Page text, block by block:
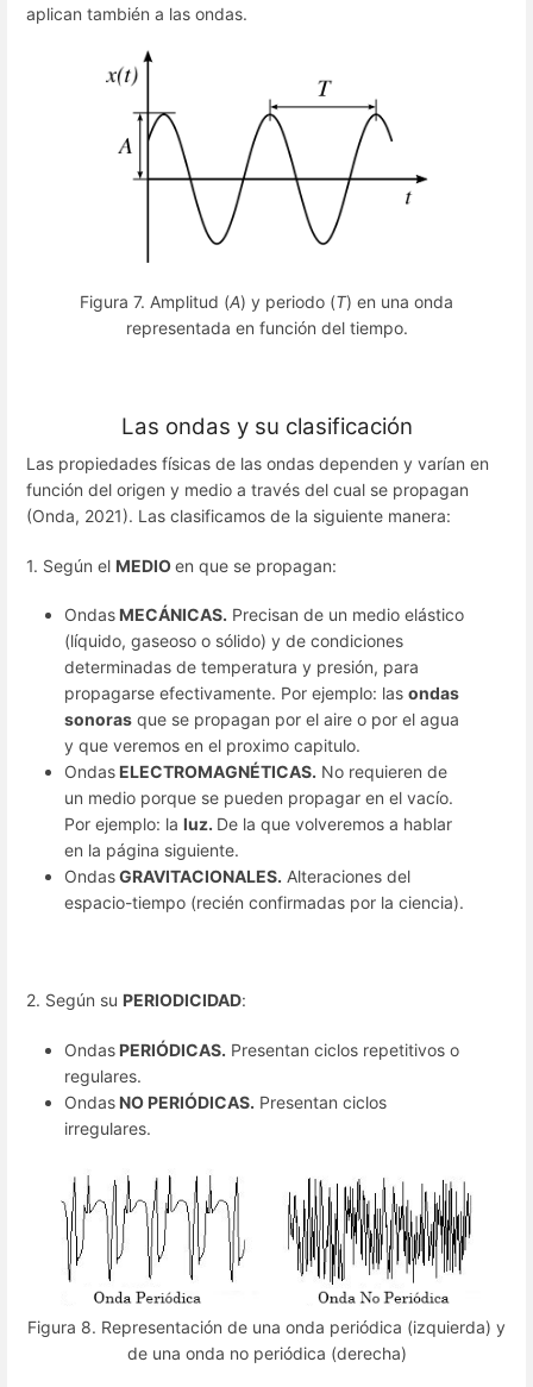
aplican también a las ondas.
Figura 7. Amplitud (A) y periodo (T) en una onda
representada en función del tiempo.
Las ondas y su clasificación
Las propiedades físicas de las ondas dependen y varían en
función del origen y medio a través del cual se propagan
(Onda, 2021). Las clasificamos de la siguiente manera:
1. Según el MEDIOen que se propagan:
Ondas MECÁNICAS. Precisan de un medio elástico
(líquido, gaseoso o sólido) y de condiciones
determinadas de temperatura y presión, para
propagarse efectivamente. Por ejemplo: las ondas
sonoras que se propagan por el aire o por el agua
y que veremos en el proximo capitulo.
Ondas ELECTROMAGNÉTICAS. No requieren de
un medio porque se pueden propagar en el vacío.
Por ejemplo: la luz. De la que volveremos a hablar
en la página siguiente.
OndasGRAVITACIONALES. Alteraciones del
espacio-tiempo (recién confirmadas por la ciencia).
2. Según su PERIODICIDAD:
Ondas PERIÓDICAS. Presentan ciclos repetitivos o
regulares.
Ondas NO PERIÓDICAS. Presentan ciclos
irregulares.
Figura 8. Representación de una onda periódica (izquierda) y
de una onda no periódica (derecha)